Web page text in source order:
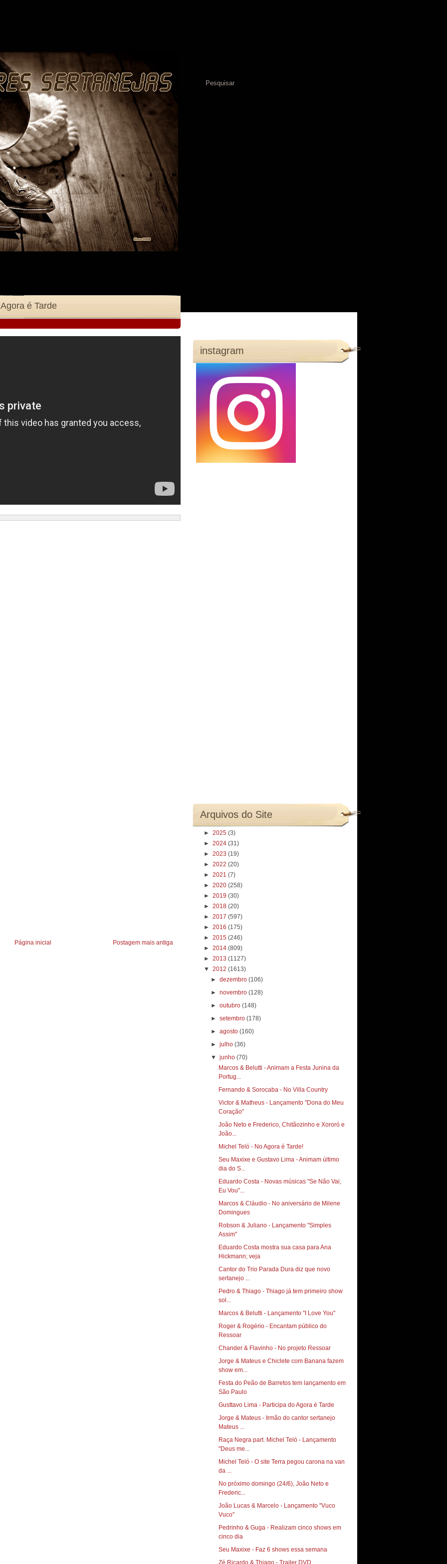
é Tarde
Postagem mais antiga
Página inicial
instagram
Arquivos do Site
► 2025 (3)
► 2024 (31)
► 2023 (19)
► 2022 (20)
► 2021 (7)
► 2020 (258)
► 2019 (30)
► 2018 (20)
► 2017 (597)
► 2016 (175)
► 2015 (246)
► 2014 (809)
► 2013 (1127)
▼ 2012 (1613)
►dezembro(106)
►novembro(128)
►outubro(148)
►setembro(178)
►agosto(160)
►julho(36)
▼junho(70)
Marcos & Belutti - Animam a Festa Junina da
Portug...
Fernando & Sorocaba - No Villa Country
Victor & Matheus - Lançamento "Dona do Meu
Coração"
João Neto e Frederico, Chitãozinho e Xororó e
João...
Michel Teló - No Agora é Tarde!
Seu Maxixe e Gustavo Lima - Animam último
dia do S...
Eduardo Costa - Novas músicas "Se Não Vai,
Eu Vou"...
Marcos & Cláudio - No aniversário de Milene
Domingues
Robson & Juliano - Lançamento "Simples
Assim"
Eduardo Costa mostra sua casa para Ana
Hickmann; veja
Cantor do Trio Parada Dura diz que novo
sertanejo ...
Pedro & Thiago - Thiago já tem primeiro show
sol...
Marcos & Belutti - Lançamento "I Love You"
Roger & Rogério - Encantam público do
Ressoar‏
Chander & Flavinho - No projeto Ressoar‏
Jorge & Mateus e Chiclete com Banana fazem
show em...
Festa do Peão de Barretos tem lançamento em
São Paulo
Gusttavo Lima - Participa do Agora é Tarde
Jorge & Mateus - Irmão do cantor sertanejo
Mateus ...
Raça Negra part. Michel Teló - Lançamento
"Deus me...
Michel Teló - O site Terra pegou carona na van
da ...
No próximo domingo (24/6), João Neto e
Frederic...
João Lucas & Marcelo - Lançamento "Vuco
Vuco"
Pedrinho & Guga - Realizam cinco shows em
cinco dia
Seu Maxixe - Faz 6 shows essa semana
Zé Ricardo & Thiago - Trailer DVD